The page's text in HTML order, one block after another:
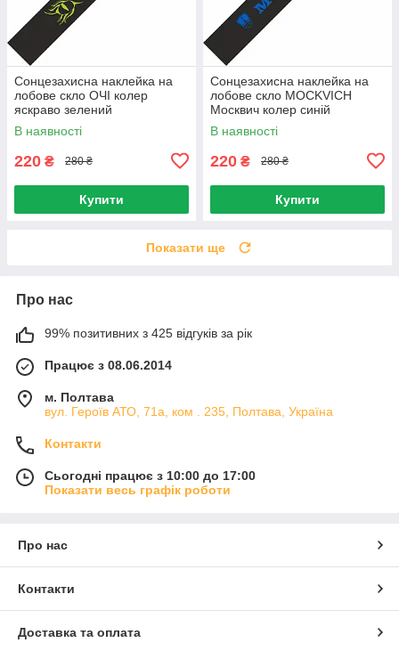
Сонцезахисна наклейка на
лобове скло ОЧІ колер
яскраво зелений
В наявності
220 ₴ 280 ₴
Купити
Сонцезахисна наклейка на
лобове скло MOCKVICH
Москвич колер синій
В наявності
220 ₴ 280 ₴
Купити
Показати ще
Про нас
99% позитивних з 425 відгуків за рік
Працює з 08.06.2014
м. Полтава
вул. Героїв АТО, 71а, ком . 235, Полтава, Україна
Контакти
Сьогодні працює з 10:00 до 17:00
Показати весь графік роботи
Про нас
Контакти
Доставка та оплата